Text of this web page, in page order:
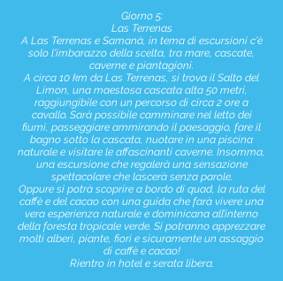
Giorno 5:
Las Terrenas
A Las Terrenas e Samanà, in tema di escursioni c'è
solo l'imbarazzo della scelta, tra mare, cascate,
caverne e piantagioni.
A circa 10 km da Las Terrenas, si trova il Salto del
Limon, una maestosa cascata alta 50 metri,
raggiungibile con un percorso di circa 2 ore a
cavallo. Sarà possibile camminare nel letto dei
fiumi, passeggiare ammirando il paesaggio, fare il
bagno sotto la cascata, nuotare in una piscina
naturale e visitare le affascinanti caverne. Insomma,
una escursione che regalerà una sensazione
spettacolare che lascerà senza parole.
Oppure si potrà scoprire a bordo di quad, la ruta del
caffè e del cacao con una guida che farà vivere una
vera esperienza naturale e dominicana all’interno
della foresta tropicale verde. Si potranno apprezzare
molti alberi, piante, fiori e sicuramente un assaggio
di caffè e cacao!
Rientro in hotel e serata libera.